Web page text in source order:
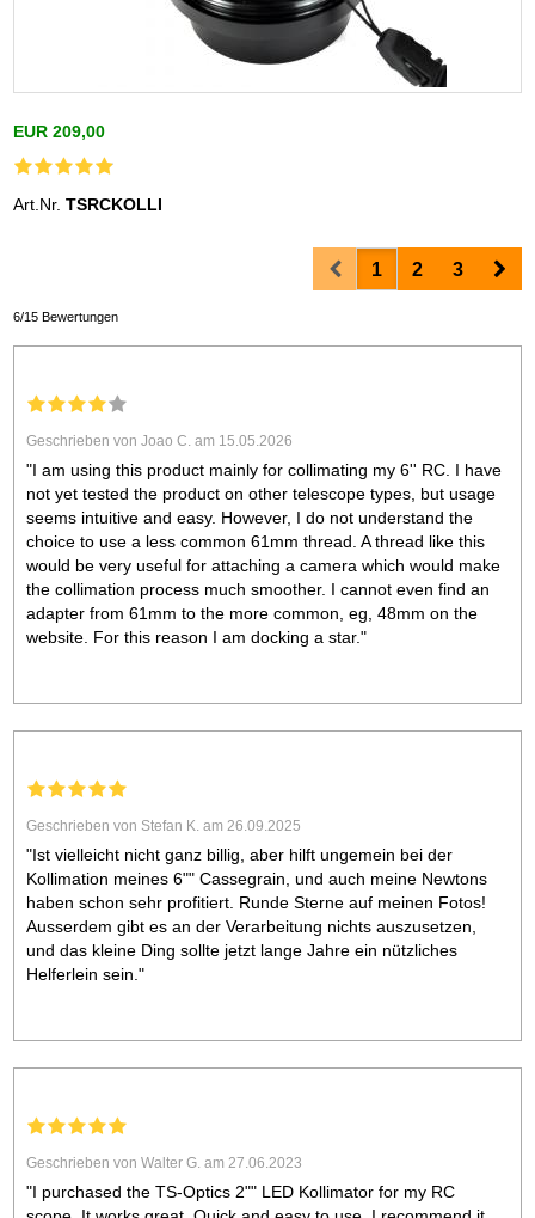
EUR 209,00
Art.Nr.TSRCKOLLI
Prev1 2 3
6/15 Bewertungen
Geschrieben von Joao C. am 15.05.2026
"I am using this product mainly for collimating my 6'' RC. I have
not yet tested the product on other telescope types, but usage
seems intuitive and easy. However, I do not understand the
choice to use a less common 61mm thread. A thread like this
would be very useful for attaching a camera which would make
the collimation process much smoother. I cannot even find an
adapter from 61mm to the more common, eg, 48mm on the
website. For this reason I am docking a star."
Geschrieben von Stefan K. am 26.09.2025
"Ist vielleicht nicht ganz billig, aber hilft ungemein bei der
Kollimation meines 6"" Cassegrain, und auch meine Newtons
haben schon sehr profitiert. Runde Sterne auf meinen Fotos!
Ausserdem gibt es an der Verarbeitung nichts auszusetzen,
und das kleine Ding sollte jetzt lange Jahre ein nützliches
Helferlein sein."
Geschrieben von Walter G. am 27.06.2023
"I purchased the TS-Optics 2"" LED Kollimator for my RC